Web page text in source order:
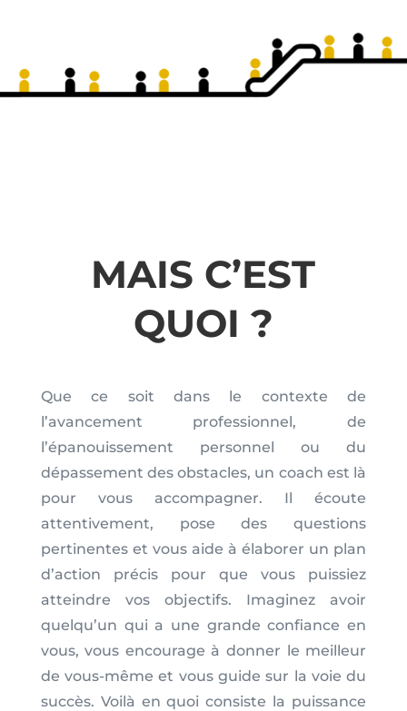
MAIS C’EST
QUOI ?
Que ce soit dans le contexte de
l’avancement professionnel, de
l’épanouissement personnel ou du
dépassement des obstacles, un coach est là
pour vous accompagner. Il écoute
attentivement, pose des questions
pertinentes et vous aide à élaborer un plan
d’action précis pour que vous puissiez
atteindre vos objectifs. Imaginez avoir
quelqu’un qui a une grande confiance en
vous, vous encourage à donner le meilleur
de vous-même et vous guide sur la voie du
succès. Voilà en quoi consiste la puissance